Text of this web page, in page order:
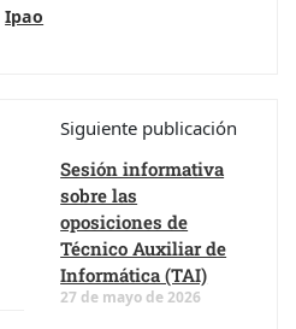
Ipao
Siguiente publicación
Sesión informativa
sobre las
oposiciones de
Técnico Auxiliar de
Informática (TAI)
27 de mayo de 2026